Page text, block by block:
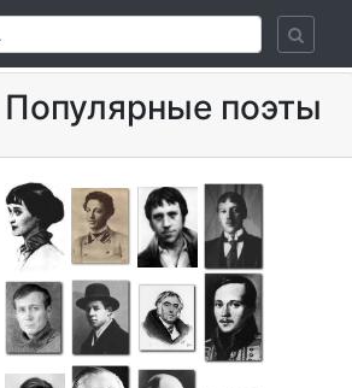
Популярные поэты